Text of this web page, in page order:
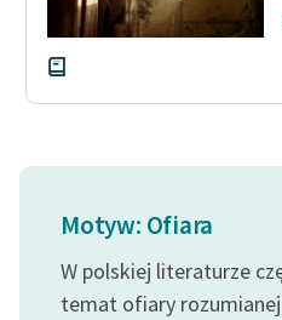
uczniów z
niepełnosprawnościami
Feministyczne inspiracje.
feministycznej
Ręce pełne poezji
Kolekcje edukacyjne
twórców przechodzących
Motyw: Ofiara
W polskiej literaturze
temat ofiary